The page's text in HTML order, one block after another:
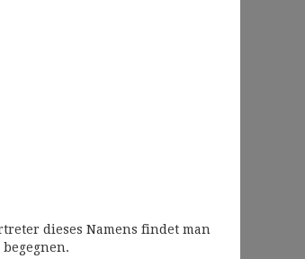
dieses Namens findet man